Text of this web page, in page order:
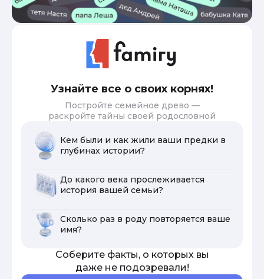
Узнайте все о своих корнях!
Постройте семейное древо —
раскройте тайны своей родословной
Кем были и как жили ваши предки в
глубинах истории?
До какого века прослеживается
история вашей семьи?
Сколько раз в роду повторяется ваше
имя?
Соберите факты, о которых вы
даже не подозревали!